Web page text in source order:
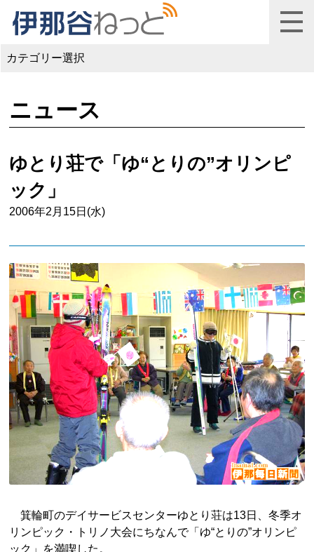
カテゴリー選択
ニュース
ゆとり荘で「ゆ“とりの”オリンピ
ック」
2006年2月15日(水)
箕輪町のデイサービスセンターゆとり荘は13日、冬季オ
リンピック・トリノ大会にちなんで「ゆ“とりの”オリンピ
ック」を満喫した。